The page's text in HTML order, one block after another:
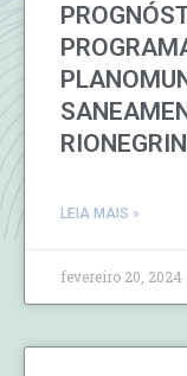
LEIA MAIS »
fevereiro 20, 2024